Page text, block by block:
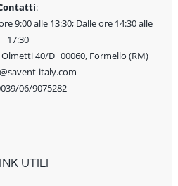
:
9:00 alle 13:30; Dalle ore 14:30 alle
17:30
Olmetti 40/D 00060, Formello (RM)
italy.com
06/9075282
UTILI